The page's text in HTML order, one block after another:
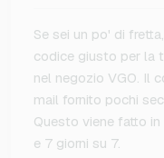
Se sei un po' di
codice giusto per la
nel negozio VGO. Il
mail fornito pochi
Questo viene fatto
e 7 giorni su 7.